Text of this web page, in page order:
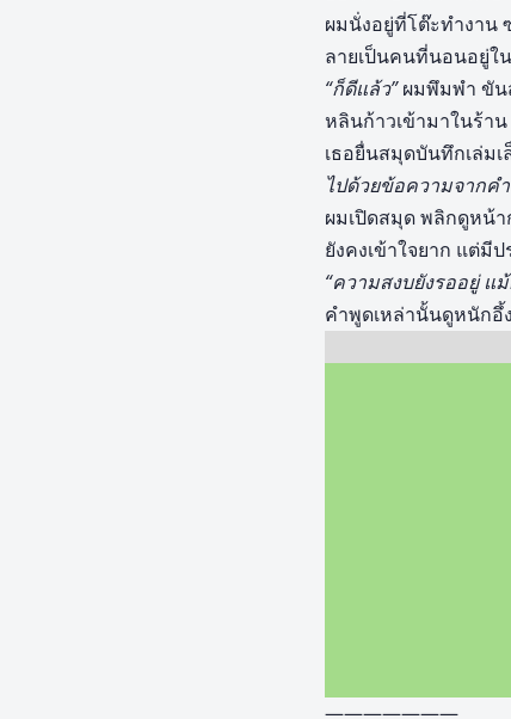
ผมนั่งอยู่ที่โต๊ะทำงาน
ลายเป็นคนที่นอนอยู่ใ
“ก็ดีแล้ว”ผมพึมพำ ขัน
หลินก้าวเข้ามาในร้า
เธอยื่นสมุดบันทึกเล่ม
ไปด้วยข้อความจากค
ผมเปิดสมุด พลิกดูหน้
ยังคงเข้าใจยาก แต่มี
“ความสงบยังรออยู่ แ
คำพูดเหล่านั้นดูหนักอึ้
———————